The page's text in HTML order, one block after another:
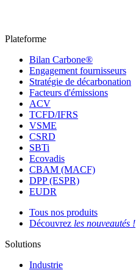
Plateforme
Bilan Carbone®
Engagement fournisseurs
Stratégie de décarbonation
Facteurs d'émissions
ACV
TCFD/IFRS
VSME
CSRD
SBTi
Ecovadis
CBAM (MACF)
DPP (ESPR)
EUDR
Tous nos produits
Découvrez les nouveautés !
Solutions
Industrie